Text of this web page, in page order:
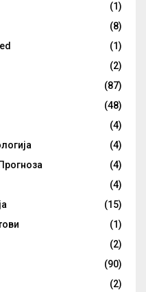
(1)
(8)
(1)
(2)
(87)
(48)
(4)
(4)
(4)
(4)
(15)
(1)
(2)
(90)
(2)